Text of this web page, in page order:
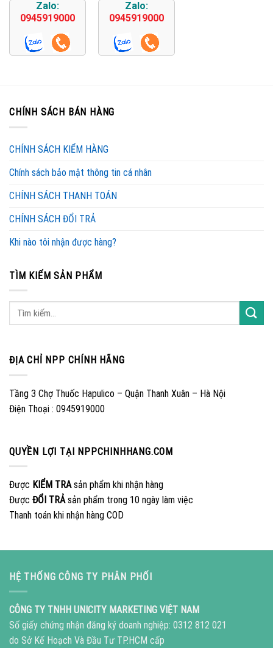
Zalo:
0945919000
Zalo:
0945919000
CHÍNH SÁCH BÁN HÀNG
CHÍNH SÁCH KIỂM HÀNG
Chính sách bảo mật thông tin cá nhân
CHÍNH SÁCH THANH TOÁN
CHÍNH SÁCH ĐỔI TRẢ
Khi nào tôi nhận được hàng?
TÌM KIẾM SẢN PHẨM
ĐỊA CHỈ NPP CHÍNH HÃNG
Tầng 3 Chợ Thuốc Hapulico – Quận Thanh Xuân – Hà Nội
Điện Thoại : 0945919000
QUYỀN LỢI TẠI NPPCHINHHANG.COM
Được KIỂM TRAsản phẩm khi nhận hàng
Được ĐỔI TRẢsản phẩm trong 10 ngày làm việc
Thanh toán khi nhận hàng COD
HỆ THỐNG CÔNG TY PHÂN PHỐI
CÔNG TY TNHH UNICITY MARKETING VIỆT NAM
Số giấy chứng nhận đăng ký doanh nghiệp: 0312 812 021
do Sở Kế Hoạch Và Đầu Tư TP.HCM cấp